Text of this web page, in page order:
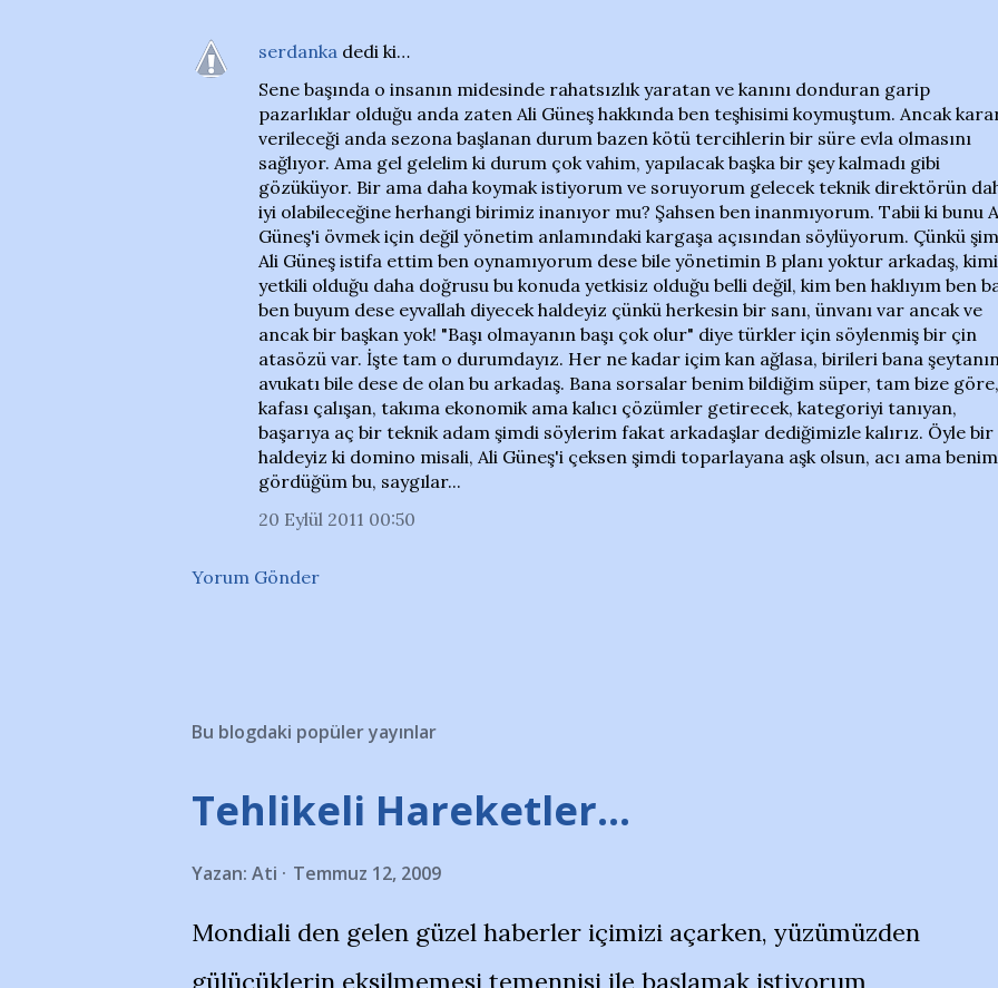
serdanka dedi ki…
Sene başında o insanın midesinde rahatsızlık yaratan ve kanını donduran garip
pazarlıklar olduğu anda zaten Ali Güneş hakkında ben teşhisimi koymuştum. Ancak
verileceği anda sezona başlanan durum bazen kötü tercihlerin bir süre evla olmasını
sağlıyor. Ama gel gelelim ki durum çok vahim, yapılacak başka bir şey kalmadı gibi
gözüküyor. Bir ama daha koymak istiyorum ve soruyorum gelecek teknik direktörün
iyi olabileceğine herhangi birimiz inanıyor mu? Şahsen ben inanmıyorum. Tabii ki bunu
Güneş'i övmek için değil yönetim anlamındaki kargaşa açısından söylüyorum. Çünkü
Ali Güneş istifa ettim ben oynamıyorum dese bile yönetimin B planı yoktur arkadaş,
yetkili olduğu daha doğrusu bu konuda yetkisiz olduğu belli değil, kim ben haklıyım ben
ben buyum dese eyvallah diyecek haldeyiz çünkü herkesin bir sanı, ünvanı var ancak ve
ancak bir başkan yok! "Başı olmayanın başı çok olur" diye türkler için söylenmiş bir çin
atasözü var. İşte tam o durumdayız. Her ne kadar içim kan ağlasa, birileri bana
avukatı bile dese de olan bu arkadaş. Bana sorsalar benim bildiğim süper, tam bize göre,
kafası çalışan, takıma ekonomik ama kalıcı çözümler getirecek, kategoriyi tanıyan,
başarıya aç bir teknik adam şimdi söylerim fakat arkadaşlar dediğimizle kalırız. Öyle bir
haldeyiz ki domino misali, Ali Güneş'i çeksen şimdi toparlayana aşk olsun, acı ama benim
gördüğüm bu, saygılar...
20 Eylül 2011 00:50
Yorum Gönder
Bu blogdaki popüler yayınlar
Tehlikeli Hareketler...
Yazan: Ati Temmuz 12, 2009
Mondiali den gelen güzel haberler içimizi açarken, yüzümüzden
gülücüklerin eksilmemesi temennisi ile başlamak istiyorum